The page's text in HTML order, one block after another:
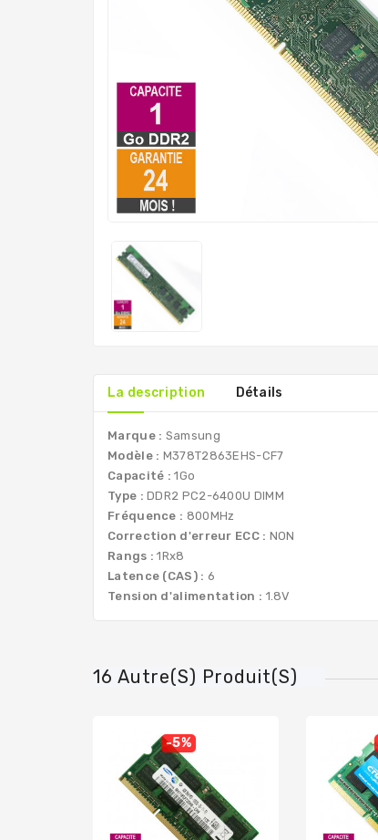
La description Détails
Marque : Samsung
Modèle : M378T2863EHS-CF7
Capacité :1Go
Type :DDR2 PC2-6400U DIMM
Fréquence : 800MHz
Correction d'erreur ECC : NON
Rangs :1Rx8
Latence (CAS) : 6
Tension d'alimentation : 1.8V
16 Autre(s) Produit(s)
-5%